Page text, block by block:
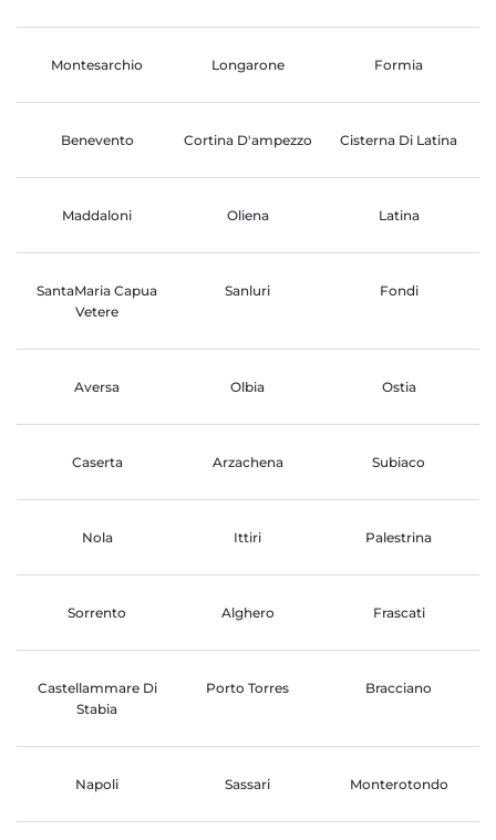
Montesarchio Longarone Formia
Benevento Cortina D'ampezzo Cisterna Di Latina
Maddaloni Oliena Latina
SantaMaria Capua
Vetere
Sanluri Fondi
Aversa Olbia Ostia
Caserta Arzachena Subiaco
Nola Ittiri Palestrina
Sorrento Alghero Frascati
Castellammare Di
Stabia
Porto Torres Bracciano
Napoli Sassari Monterotondo